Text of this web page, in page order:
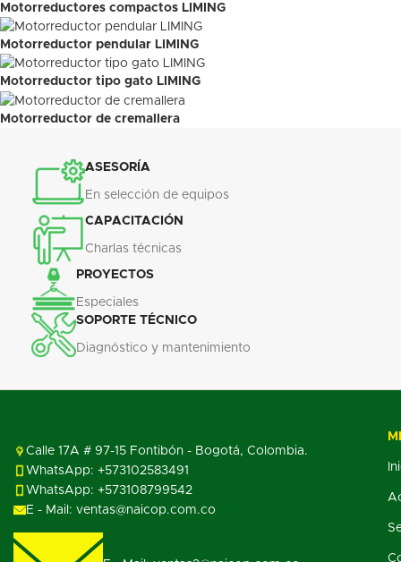
Motorreductores compactos LIMING
Motorreductor pendular LIMING
Motorreductor tipo gato LIMING
Motorreductor de cremallera
ASESORÍA
En selección de equipos
CAPACITACIÓN
Charlas técnicas
PROYECTOS
Especiales
SOPORTE TÉCNICO
Diagnóstico y mantenimiento
Calle 17A # 97-15 Fontibón - Bogotá, Colombia.
WhatsApp: +573102583491
WhatsApp: +573108799542
E - Mail: ventas@naicop.com.co